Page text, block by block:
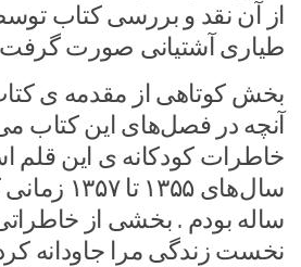
از آن نقد و بررسی کتاب
طیاری آشتیانی صورت گرفت
بخش کوتاهی از مقدمه ی
آنچه در فصل‌های این کتاب
خاطرات کودکانه ی این قلم
سال‌های
ساله بودم . بخشی از
نخست زندگی مرا جاودانه